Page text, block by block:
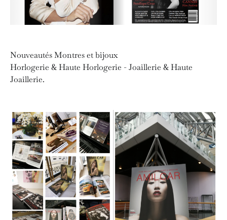
Nouveautés Montres et bijoux
Horlogerie & Haute Horlogerie - Joaillerie & Haute
Joaillerie.